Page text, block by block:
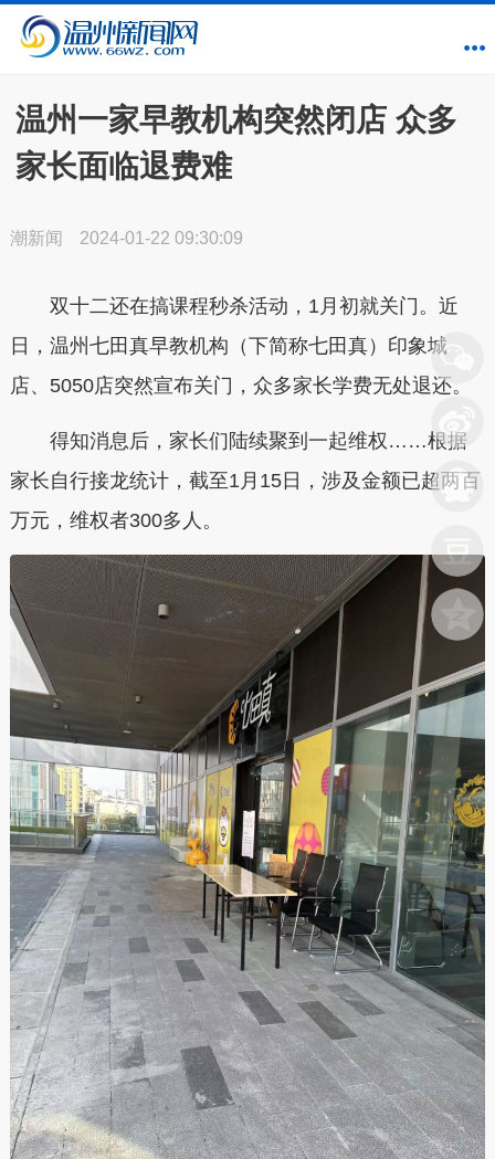
温州一家早教机构突然闭店 众多
家长面临退费难
潮新闻 2024-01-22 09:30:09
双十二还在搞课程秒杀活动，1月初就关门。近
日，温州七田真早教机构（下简称七田真）印象城
店、5050店突然宣布关门，众多家长学费无处退还。
得知消息后，家长们陆续聚到一起维权……根据
家长自行接龙统计，截至1月15日，涉及金额已超两百
万元，维权者300多人。